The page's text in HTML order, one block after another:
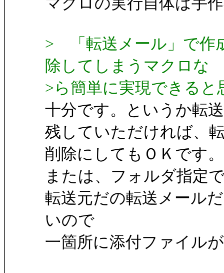
> 「転送メール」で作
除してしまうマクロな
>ら簡単に実現できる
十分です。というか転
残していただければ、
削除にしてもＯＫです。
または、フォルダ指定
転送元だの転送メール
いので
一箇所に添付ファイル